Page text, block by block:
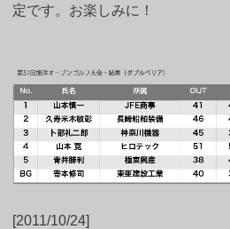
定です。お楽しみに！
[2011/10/24]